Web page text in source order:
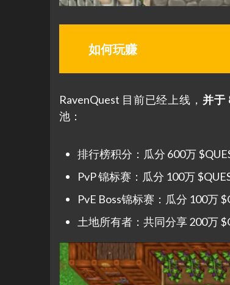
如何玩赚
RavenQuest 目前已经上线， 并于
池：
排行榜积分：瓜分 600万
PvP 锦标赛：瓜分 100万
PvE Boss锦标赛：瓜分 100万
土地所有者：共同分享 200万